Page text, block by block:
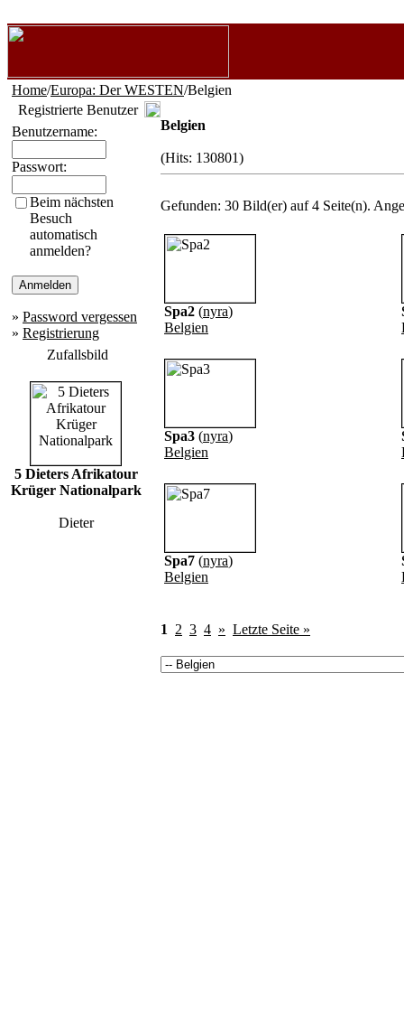
Home/Europa: Der WESTEN/Belgien
Registrierte Benutzer
Benutzername:
Passwort:
Beim nächsten
Besuch
automatisch
anmelden?
» Password vergessen
» Registrierung
Zufallsbild
5 Dieters Afrikatour
Krüger Nationalpark
Dieter
Belgien
(Hits: 130801)
Gefunden: 30 Bild(er) auf 4 Seite(n).
Spa2 (nyra)
Belgien
Spa3 (nyra)
Belgien
Spa7 (nyra)
Belgien
1 2 3 4 » Letzte Seite »